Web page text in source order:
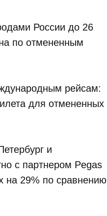
России до 26
по отмененным
рейсам:
для отмененных
и
с партнером Pegas
на 29% по сравнению